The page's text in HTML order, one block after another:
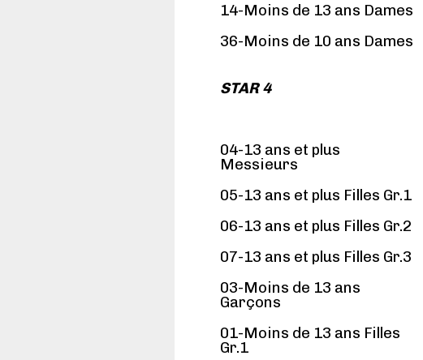
14-Moins de 13 ans Dames
36-Moins de 10 ans Dames
STAR 4
04-13 ans et plus
Messieurs
05-13 ans et plus Filles Gr.1
06-13 ans et plus Filles Gr.2
07-13 ans et plus Filles Gr.3
03-Moins de 13 ans
Garçons
01-Moins de 13 ans Filles
Gr.1